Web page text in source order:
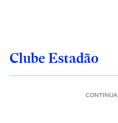
Clube Estadão
CONTINUA